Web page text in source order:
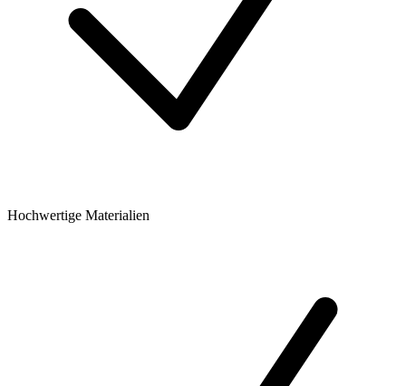
Hochwertige Materialien